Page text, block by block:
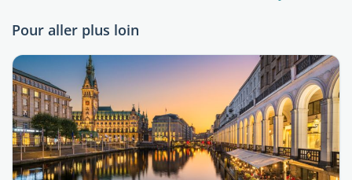
Pour aller plus loin